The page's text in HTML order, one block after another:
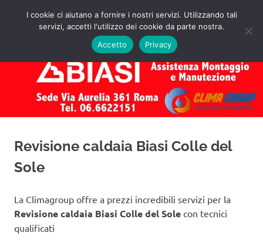
Assistenza
Caldaie
Biasi
Roma
Preventivo!
MENU
Revisione caldaia Biasi Colle del
Sole
La Climagroup offre a prezzi incredibili servizi per la
Revisione caldaia Biasi Colle del Sole con tecnici
qualificati
I cookie ci aiutano a fornire i nostri servizi. Utilizzando tali
servizi, accetti l'utilizzo dei cookie da parte nostra.
Accetto
Privacy